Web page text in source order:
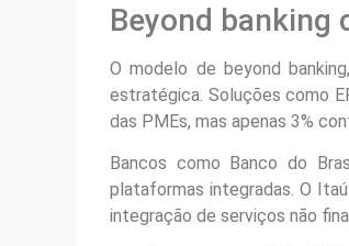
Beyond banking
O modelo de beyond
estratégica. Soluções como
das PMEs, mas apenas 3%
Bancos como Banco do
plataformas integradas. O
integração de serviços não